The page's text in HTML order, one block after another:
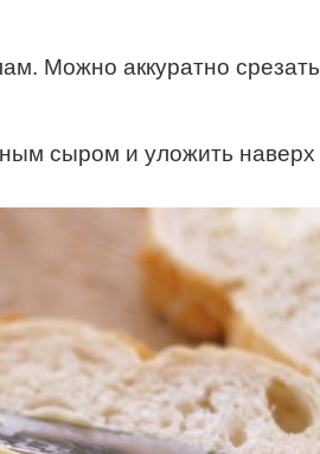
Можно аккуратно срезать
сыром и уложить наверх